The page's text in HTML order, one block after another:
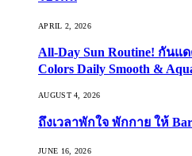
APRIL 2, 2026
All-Day Sun Routine! กันแ
Colors Daily Smooth &
AUGUST 4, 2026
ถึงเวลาพักใจ พักกาย ให้
JUNE 16, 2026